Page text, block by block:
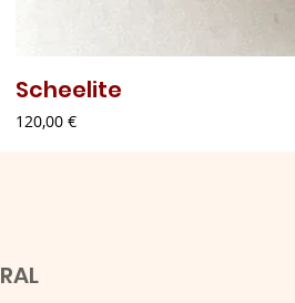
Scheelite
Preço
120,00 €